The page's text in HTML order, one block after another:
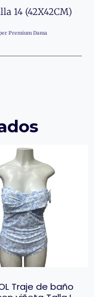
14 (42X42CM)
Premium Dama
Traje de baño